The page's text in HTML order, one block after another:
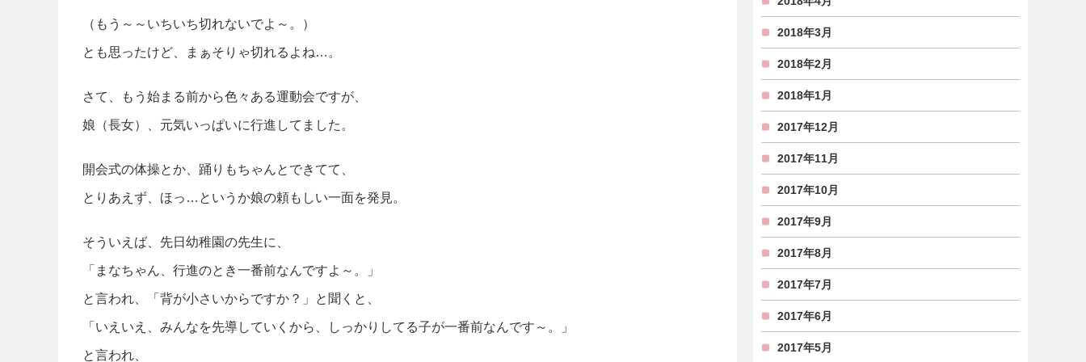
（もう～～いちいち切れないでよ～。）
とも思ったけど、まぁそりゃ切れるよね…。
さて、もう始まる前から色々ある運動会ですが、
娘（長女）、元気いっぱいに行進してました。
開会式の体操とか、踊りもちゃんとできてて、
とりあえず、ほっ…というか娘の頼もしい一面を発見。
そういえば、先日幼稚園の先生に、
「まなちゃん、行進のとき一番前なんですよ～。」
と言われ、「背が小さいからですか？」と聞くと、
「いえいえ、みんなを先導していくから、しっかりしてる子が一番前なんです～。」
と言われ、
2018年3月
2018年2月
2018年1月
2017年12月
2017年11月
2017年10月
2017年9月
2017年8月
2017年7月
2017年6月
2017年5月